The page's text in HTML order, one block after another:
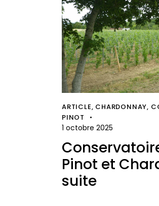
ARTICLE, CHARDONNAY,
PINOT
1 octobre 2025
Pinot et
suite